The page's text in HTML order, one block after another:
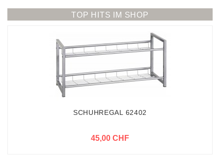
TOP HITS IM SHOP
SCHUHREGAL 62402
45,00 CHF